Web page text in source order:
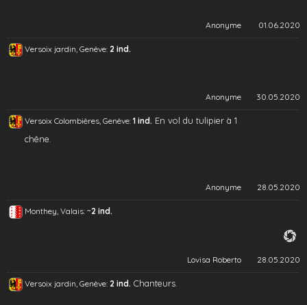
Anonyme 01.06.2020
Versoix jardin, Genève: 2 ind.
Anonyme 30.05.2020
Versoix Colombières, Genève: 1 ind. En vol du tulipier à 1
chêne.
Anonyme 28.05.2020
Monthey, Valais: ~2 ind.
Lovisa Roberto 28.05.2020
Versoix jardin, Genève: 2 ind. Chanteurs.